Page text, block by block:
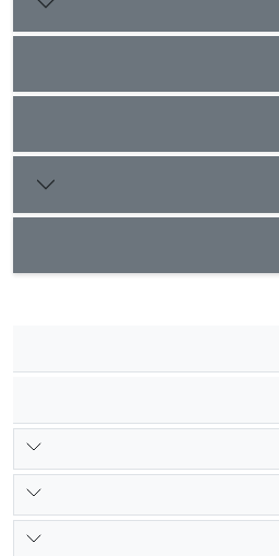
یک سازمان مدیریتی جهت
داشتن سواد زیست‌محیطی
طرح‌ها، اثر مثبت و معنی‌داری بر
جهت حفاظت از دشت گشت دارند.
آمد.